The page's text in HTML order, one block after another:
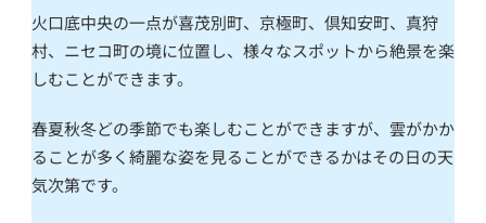
火口底中央の一点が喜茂別町、京極町、倶知安町、真狩
村、ニセコ町の境に位置し、様々なスポットから絶景を楽
しむことができます。
春夏秋冬どの季節でも楽しむことができますが、雲がかか
ることが多く綺麗な姿を見ることができるかはその日の天
気次第です。